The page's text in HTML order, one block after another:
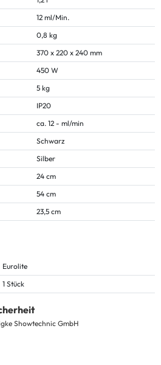
12 ml/Min.
0,8 kg
370 x 220 x 240 mm
450 W
5 kg
IP20
ca. 12 - ml/min
Schwarz
Silber
24 cm
54 cm
23,5 cm
Eurolite
1 Stück
Showtechnic GmbH